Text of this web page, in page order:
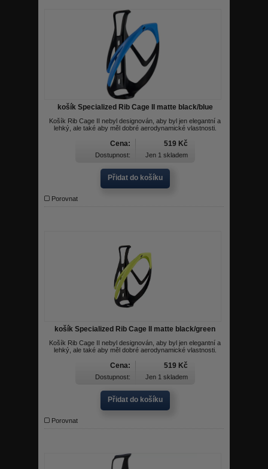
košík Specialized Rib Cage II matte black/blue
Košík Rib Cage II nebyl designován, aby byl jen elegantní a
lehký, ale také aby měl dobré aerodynamické vlastnosti.
Cena: 519 Kč
Dostupnost: Jen 1 skladem
Přidat do košíku
Porovnat
košík Specialized Rib Cage II matte black/green
Košík Rib Cage II nebyl designován, aby byl jen elegantní a
lehký, ale také aby měl dobré aerodynamické vlastnosti.
Cena: 519 Kč
Dostupnost: Jen 1 skladem
Přidat do košíku
Porovnat